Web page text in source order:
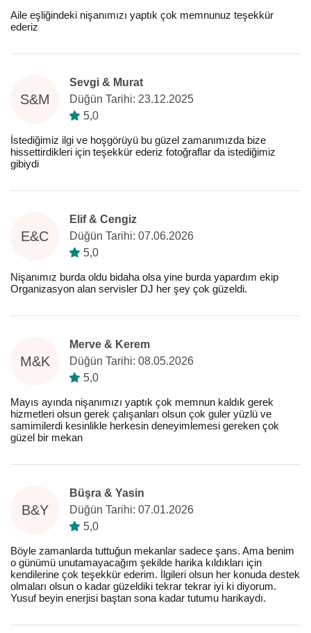
Aile eşliğindeki nişanımızı yaptık çok memnunuz teşekkür
ederiz
S&M
Sevgi & Murat
Düğün Tarihi: 23.12.2025
5,0
İstediğimiz ilgi ve hoşgörüyü bu güzel zamanımızda bize
hissettirdikleri için teşekkür ederiz fotoğraflar da istediğimiz
gibiydi
E&C
Elif & Cengiz
Düğün Tarihi: 07.06.2026
5,0
Nişanımız burda oldu bidaha olsa yine burda yapardım ekip
Organizasyon alan servisler DJ her şey çok güzeldi.
M&K
Merve & Kerem
Düğün Tarihi: 08.05.2026
5,0
Mayıs ayında nişanımızı yaptık çok memnun kaldık gerek
hizmetleri olsun gerek çalışanları olsun çok guler yüzlü ve
samimilerdi kesinlikle herkesin deneyimlemesi gereken çok
güzel bir mekan
B&Y
Büşra & Yasin
Düğün Tarihi: 07.01.2026
5,0
Böyle zamanlarda tuttuğun mekanlar sadece şans. Ama benim
o günümü unutamayacağım şekilde harika kıldıkları için
kendilerine çok teşekkür ederim. İlgileri olsun her konuda destek
olmaları olsun o kadar güzeldiki tekrar tekrar iyi ki diyorum.
Yusuf beyin enerjisi baştan sona kadar tutumu harikaydı.